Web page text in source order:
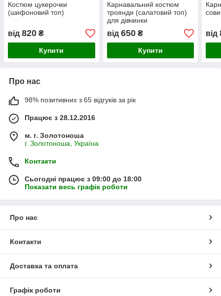
Костюм цукерочки
(шифоновий топ)
від 820 ₴
Купити
Карнавальний костюм
троянди (салатовий топ)
для дівчинки
від 650₴
Купити
від
Про нас
98% позитивних з 65 відгуків за рік
Працює з 28.12.2016
м. г. Золотоноша
г. Золотоноша, Україна
Контакти
Сьогодні працює з 09:00 до 18:00
Показати весь графік роботи
Про нас
Контакти
Доставка та оплата
Графік роботи